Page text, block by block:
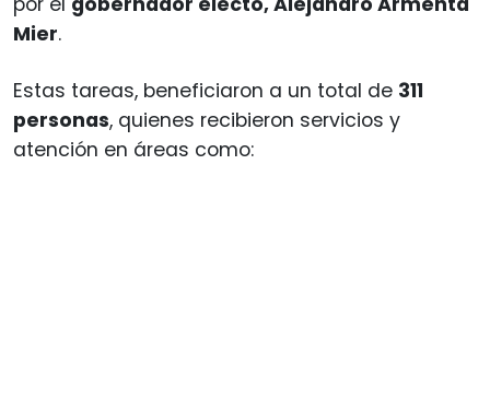
Mier.
Estas tareas, beneficiaron a un total de 311
personas, quienes recibieron servicios y
atención en áreas como: